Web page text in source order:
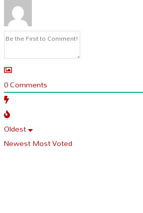
0Comments
Oldest
NewestMost Voted